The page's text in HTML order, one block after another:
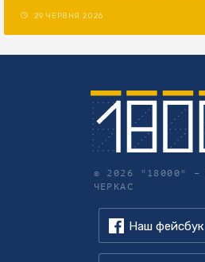
29 ЧЕРВНЯ 2026
© 2026 "18000" –
ЧЕРКАС
Наш фейсбук